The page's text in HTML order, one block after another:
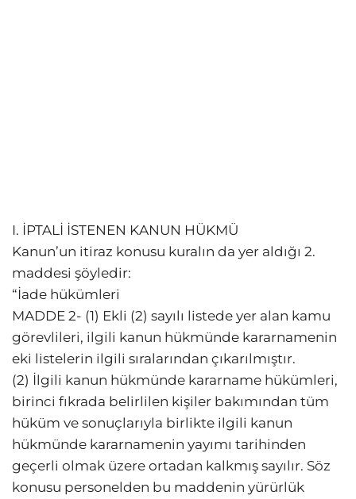
I. İPTALİ İSTENEN KANUN HÜKMÜ
Kanun’un itiraz konusu kuralın da yer aldığı 2.
maddesi şöyledir:
“İade hükümleri
MADDE 2- (1) Ekli (2) sayılı listede yer alan kamu
görevlileri, ilgili kanun hükmünde kararnamenin
eki listelerin ilgili sıralarından çıkarılmıştır.
(2) İlgili kanun hükmünde kararname hükümleri,
birinci fıkrada belirlilen kişiler bakımından tüm
hüküm ve sonuçlarıyla birlikte ilgili kanun
hükmünde kararnamenin yayımı tarihinden
geçerli olmak üzere ortadan kalkmış sayılır. Söz
konusu personelden bu maddenin yürürlük